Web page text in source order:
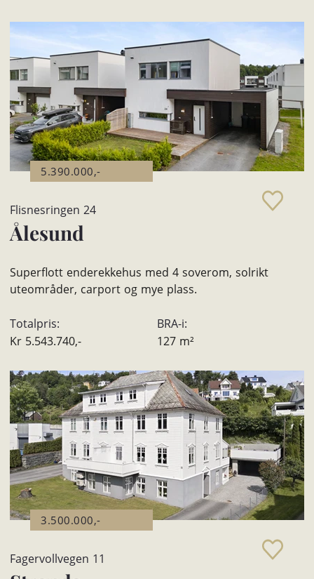
5.390.000,-
Flisnesringen 24
Ålesund
Superflott enderekkehus med 4 soverom, solrikt
uteområder, carport og mye plass.
Totalpris:
Kr 5.543.740,-
BRA-i:
127 m²
3.500.000,-
Fagervollvegen 11